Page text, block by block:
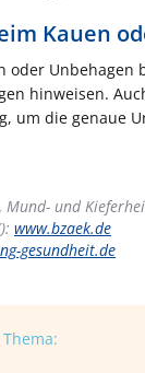
Kauen
oder
hinweisen.
um die genaue
und
www.bzaek.de
gesundheit.de